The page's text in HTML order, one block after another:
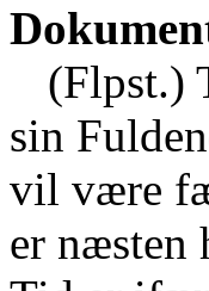
(Flpst.)
sin
vil være
er næsten